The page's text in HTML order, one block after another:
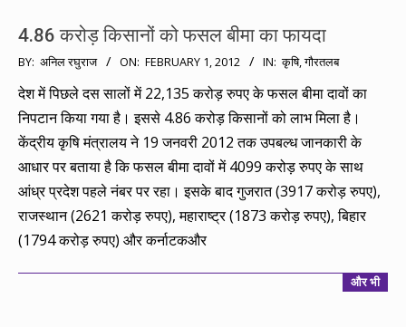
4.86 करोड़ किसानों को फसल बीमा का फायदा
2012-
02-
01
BY: अनिल रघुराज ON: FEBRUARY 1, 2012 IN: कृषि,गौरतलब
देश में पिछले दस सालों में 22,135 करोड़ रुपए के फसल बीमा दावों का
निपटान किया गया है। इससे 4.86 करोड़ किसानों को लाभ मिला है।
केंद्रीय कृषि मंत्रालय ने 19 जनवरी 2012 तक उपबल्ध जानकारी के
आधार पर बताया है कि फसल बीमा दावों में 4099 करोड़ रुपए के साथ
आंध्र प्रदेश पहले नंबर पर रहा। इसके बाद गुजरात (3917 करोड़ रुपए),
राजस्थान (2621 करोड़ रुपए), महाराष्ट्र (1873 करोड़ रुपए), बिहार
(1794 करोड़ रुपए) और कर्नाटकऔर
और भी